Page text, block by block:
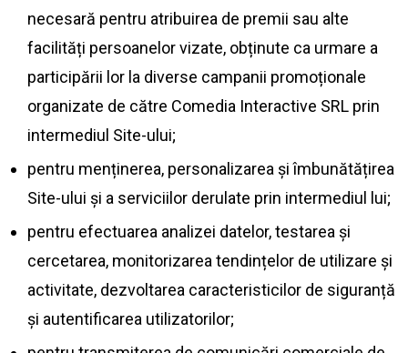
necesară pentru atribuirea de premii sau alte
facilități persoanelor vizate, obținute ca urmare a
participării lor la diverse campanii promoționale
organizate de către Comedia Interactive SRL prin
intermediul Site-ului;
pentru menținerea, personalizarea și îmbunătățirea
Site-ului și a serviciilor derulate prin intermediul lui;
pentru efectuarea analizei datelor, testarea și
cercetarea, monitorizarea tendințelor de utilizare și
activitate, dezvoltarea caracteristicilor de siguranță
și autentificarea utilizatorilor;